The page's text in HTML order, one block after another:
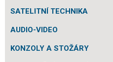
SATELITNÍ TECHNIKA
AUDIO-VIDEO
KONZOLY A STOŽÁRY